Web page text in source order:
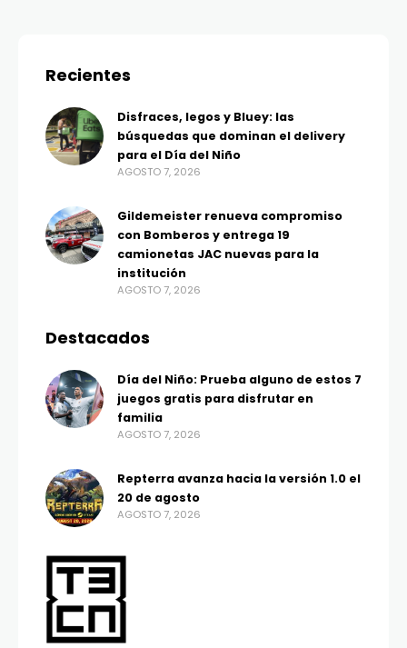
Recientes
Disfraces, legos y Bluey: las
búsquedas que dominan el delivery
para el Día del Niño
AGOSTO 7, 2026
Gildemeister renueva compromiso
con Bomberos y entrega 19
camionetas JAC nuevas para la
institución
AGOSTO 7, 2026
Destacados
Día del Niño: Prueba alguno de estos 7
juegos gratis para disfrutar en
familia
AGOSTO 7, 2026
Repterra avanza hacia la versión 1.0 el
20 de agosto
AGOSTO 7, 2026